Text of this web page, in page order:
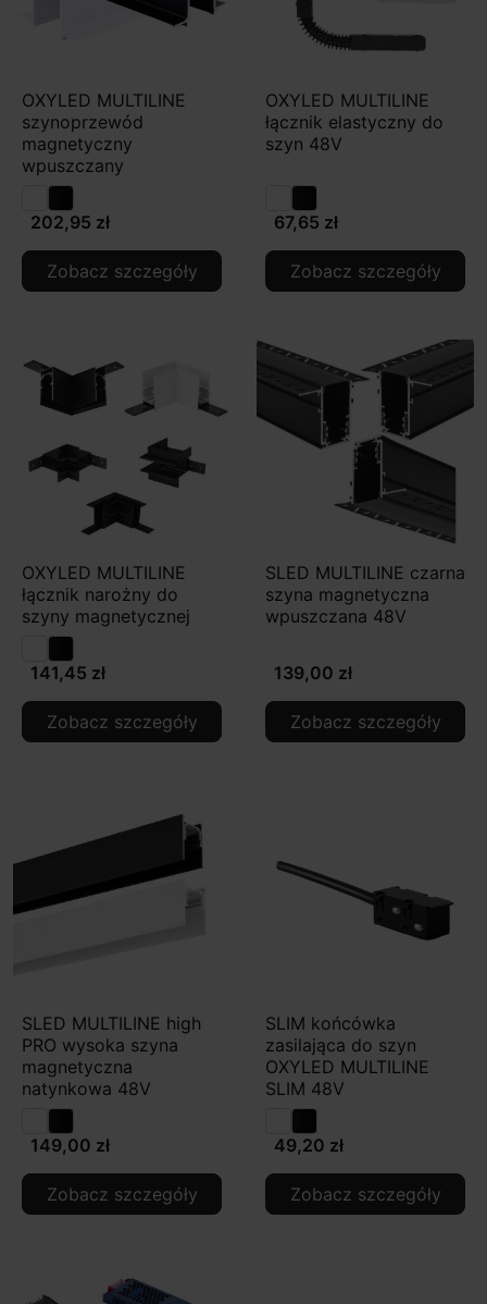
OXYLED MULTILINE
szynoprzewód
magnetyczny
wpuszczany
202,95 zł
Zobacz szczegóły
OXYLED MULTILINE
łącznik elastyczny do
szyn 48V
67,65 zł
Zobacz szczegóły
OXYLED MULTILINE
łącznik narożny do
szyny magnetycznej
141,45 zł
Zobacz szczegóły
SLED MULTILINE czarna
szyna magnetyczna
wpuszczana 48V
139,00 zł
Zobacz szczegóły
SLED MULTILINE high
PRO wysoka szyna
magnetyczna
natynkowa 48V
149,00 zł
Zobacz szczegóły
SLIM końcówka
zasilająca do szyn
OXYLED MULTILINE
SLIM 48V
49,20 zł
Zobacz szczegóły